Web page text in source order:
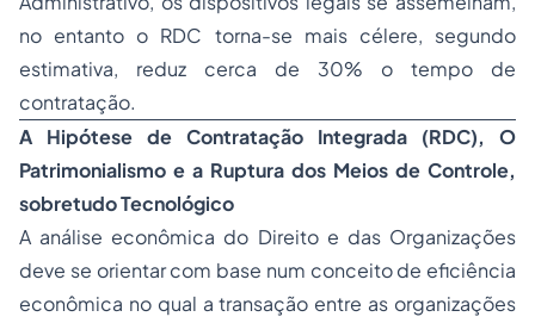
no entanto o RDC torna-se mais célere, segundo
estimativa, reduz cerca de 30% o tempo de
contratação.
A Hipótese de Contratação Integrada (RDC), O
Patrimonialismo e a Ruptura dos Meios de Controle,
sobretudo Tecnológico
A análise econômica do Direito e das Organizações
deve se orientar com base num conceito de eficiência
econômica no qual a transação entre as organizações